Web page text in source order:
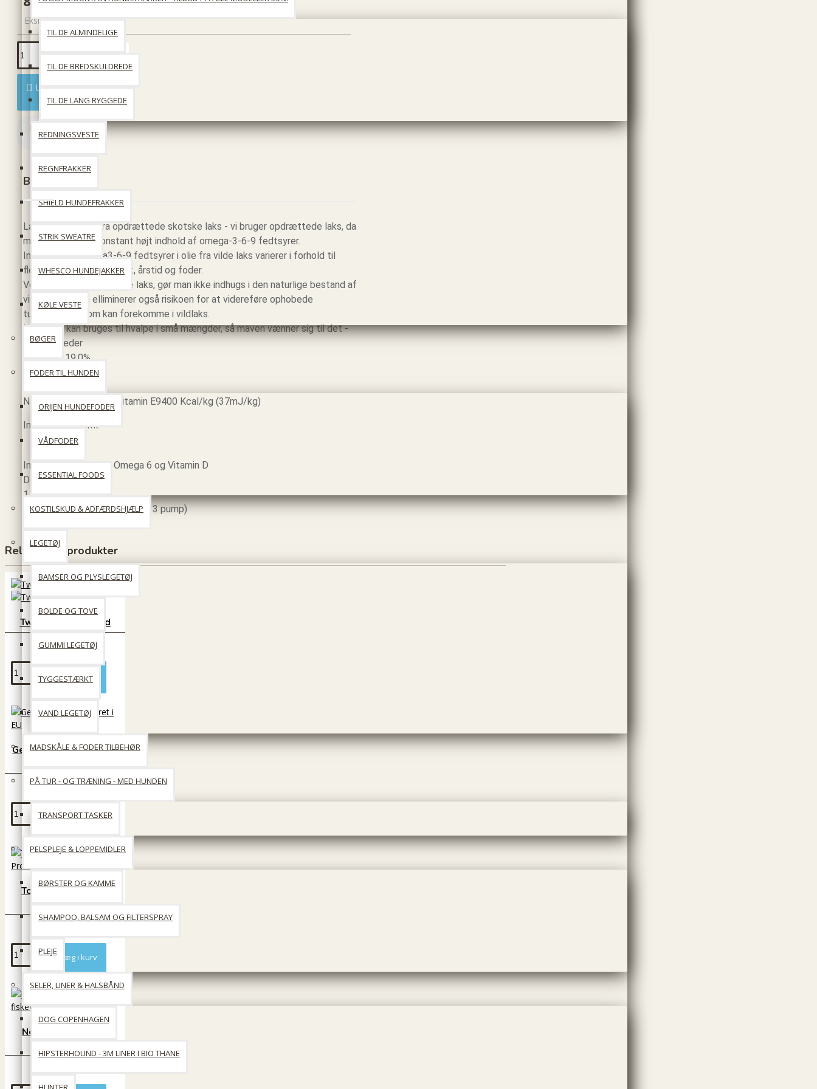
TIL DE ALMINDELIGE
TIL DE BREDSKULDREDE
TIL DE LANG RYGGEDE
REDNINGSVESTE
REGNFRAKKER
SHIELD HUNDEFRAKKER
STRIK SWEATRE
WHESCO HUNDEJAKKER
KØLE VESTE
BØGER
FODER TIL HUNDEN
ORIJEN HUNDEFODER
VÅDFODER
ESSENTIAL FOODS
KOSTILSKUD & ADFÆRDSHJÆLP
LEGETØJ
BAMSER OG PLYSLEGETØJ
BOLDE OG TOVE
GUMMI LEGETØJ
TYGGESTÆRKT
VAND LEGETØJ
MADSKÅLE & FODER TILBEHØR
PÅ TUR - OG TRÆNING - MED HUNDEN
TRANSPORT TASKER
PELSPLEJE & LOPPEMIDLER
BØRSTER OG KAMME
SHAMPOO, BALSAM OG FILTERSPRAY
PLEJE
SELER, LINER & HALSBÅND
DOG COPENHAGEN
HIPSTERHOUND - 3M LINER I BIO THANE
Ekskl. moms: 71 DKK
Læg i kurv
Beskrivelse
Lækker lakseolie fra opdrættede skotske laks - vi bruger opdrættede laks, da
man sikrer sig et konstant højt indhold af omega-3-6-9 fedtsyrer.
Indholdet af omega3-6-9 fedtsyrer i olie fra vilde laks varierer i forhold til
flere faktorer som, fangst, årstid og foder.
Ved at bruge opdrættede laks, gør man ikke indhugs i den naturlige bestand af
vildlaks, og man elliminerer også risikoen for at videreføre ophobede
tungmetaller, som kan forekomme i vildlaks.
Lakseolie kan bruges til hvalpe i små mængder, så maven vænner sig til det -
fra 4 måneder
Omega-3 19,0%
Omega-6 18,7%
Naturlig konservering, vitamin E9400 Kcal/kg (37mJ/kg)
Indeholder 500ml.
Indeholder Omega 3, Omega 6 og Vitamin D
Dosering pr. dag:
1 pump svarer til 2ml
Pr. 10kg hund - 6ml lakseolie ( 3 pump)
Relaterede produkter
Twisted torskeskind
39 DKK
Læg i kurv
Gedeører - Produceret i
65 DKK
Læg i kurv
Torskeskind sticks -
39 DKK
Læg i kurv
Non-Stop Vild hvid